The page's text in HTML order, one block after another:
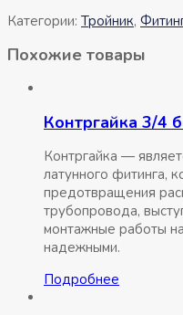
Категории: Тройник,
Похожие товары
Контргайка 3/4
Контргайка —
латунного фитинга,
предотвращения
трубопровода,
монтажные работы
надежными.
Подробнее